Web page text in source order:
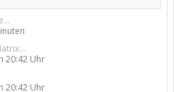
20:42 Uhr
20:42 Uhr